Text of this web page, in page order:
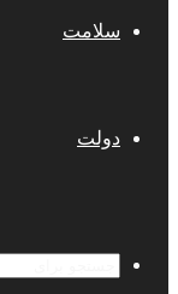
سلامت
دولت